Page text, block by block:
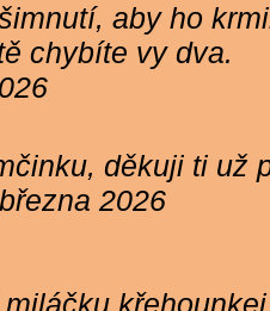
aby ho
chybíte vy dva.
děkuji ti už
2026
miláčku